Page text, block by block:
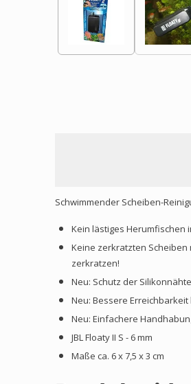
Schwimmender Scheiben-
Kein lästiges Herumfischen
Keine zerkratzten
zerkratzen!
Neu: Schutz der
Neu: Bessere
Neu: Einfachere
JBL Floaty II S - 6 mm
Maße ca. 6 x 7,5 x 3 cm